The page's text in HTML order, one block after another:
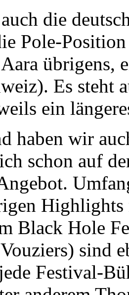
die
Pole-
übrigens,
Es steht
ein
haben wir
schon auf
Black Hole
sind
Festival-